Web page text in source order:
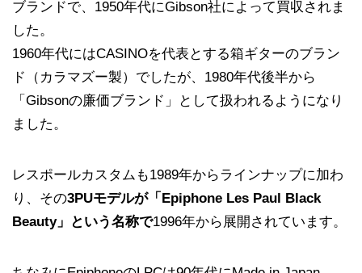
ブランドで、1950年代にGibson社によって買収されま
した。
1960年代にはCASINOを代表とする箱ギターのブラン
ド（カラマズー製）でしたが、1980年代後半から
「Gibsonの廉価ブランド」として扱われるようになり
ました。
レスポールカスタムも1989年からラインナップに加わ
り、その3PUモデルが「Epiphone Les Paul Black
Beauty」という名称で1996年から展開されています。